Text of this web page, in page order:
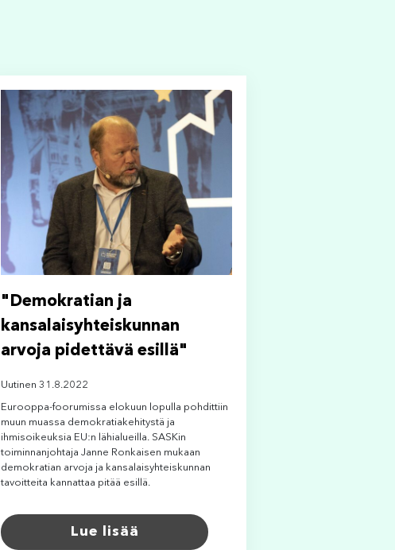
"Demokratian ja
kansalaisyhteiskunnan
arvoja pidettävä esillä"
Uutinen 31.8.2022
Eurooppa-foorumissa elokuun lopulla pohdittiin
muun muassa demokratiakehitystä ja
ihmisoikeuksia EU:n lähialueilla. SASKin
toiminnanjohtaja Janne Ronkaisen mukaan
demokratian arvoja ja kansalaisyhteiskunnan
tavoitteita kannattaa pitää esillä.
Lue lisää